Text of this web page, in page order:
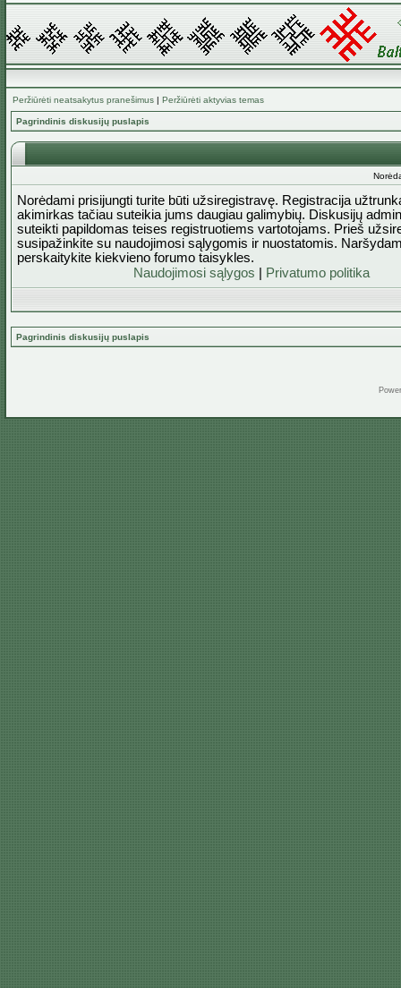
Peržiūrėti neatsakytus pranešimus | Peržiūrėti aktyvias temas
Pagrindinis diskusijų puslapis
Norėdami prisijungti turite būti užsiregistravę. Registracija
akimirkas tačiau suteikia jums daugiau galimybių. Diskusijų
suteikti papildomas teises registruotiems vartotojams. Prieš
susipažinkite su naudojimosi sąlygomis ir nuostatomis.
perskaitykite kiekvieno forumo taisykles.
Naudojimosi sąlygos
Privatumo politika
Pagrindinis diskusijų puslapis